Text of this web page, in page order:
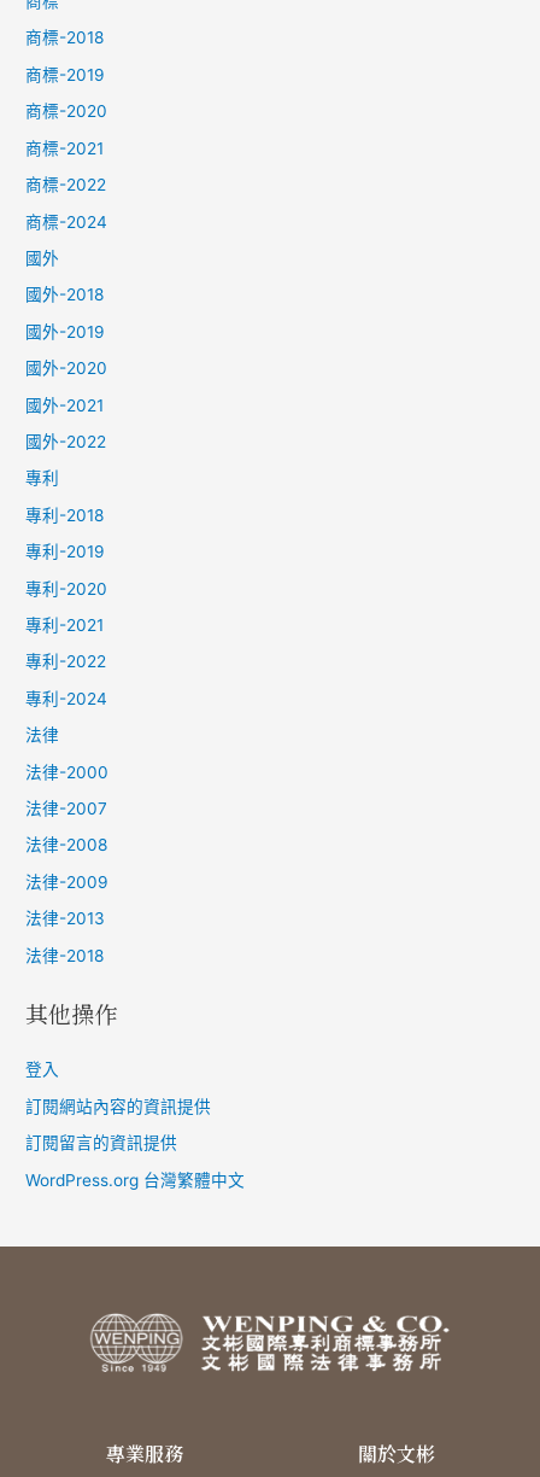
商標-2018
商標-2019
商標-2020
商標-2021
商標-2022
商標-2024
國外
國外-2018
國外-2019
國外-2020
國外-2021
國外-2022
專利
專利-2018
專利-2019
專利-2020
專利-2021
專利-2022
專利-2024
法律
法律-2000
法律-2007
法律-2008
法律-2009
法律-2013
法律-2018
其他操作
登入
訂閱網站內容的資訊提供
訂閱留言的資訊提供
WordPress.org 台灣繁體中文
專業服務 關於文彬